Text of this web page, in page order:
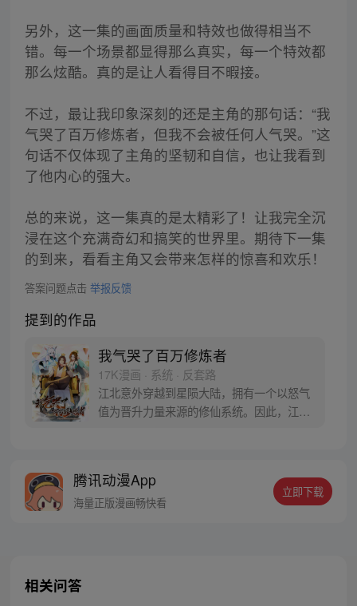
另外，这一集的画面质量和特效也做得相当不
错。每一个场景都显得那么真实，每一个特效都
那么炫酷。真的是让人看得目不暇接。
不过，最让我印象深刻的还是主角的那句话：“我
气哭了百万修炼者，但我不会被任何人气哭。”这
句话不仅体现了主角的坚韧和自信，也让我看到
了他内心的强大。
总的来说，这一集真的是太精彩了！让我完全沉
浸在这个充满奇幻和搞笑的世界里。期待下一集
的到来，看看主角又会带来怎样的惊喜和欢乐！
答案问题点击 举报反馈
提到的作品
我气哭了百万修炼者
17K漫画 · 系统 · 反套路
江北意外穿越到星陨大陆，拥有一个以怒气
值为晋升力量来源的修仙系统。因此，江北
知自己母亲魔女的身份，江北从此踏上了解
救被困魔域的母亲的道路。
腾讯动漫App
海量正版漫画畅快看
立即下载
相关问答